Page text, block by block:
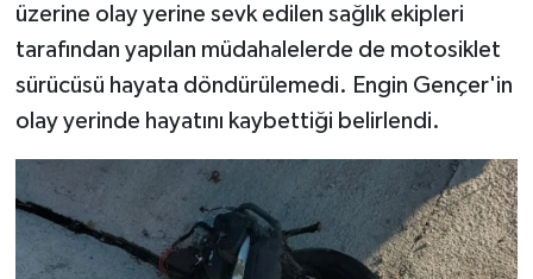
üzerine olay yerine sevk edilen sağlık ekipleri
tarafından yapılan müdahalelerde de motosiklet
sürücüsü hayata döndürülemedi. Engin Gençer'in
olay yerinde hayatını kaybettiği belirlendi.